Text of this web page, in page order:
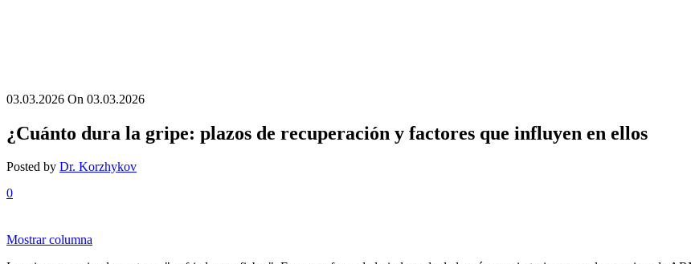
03.03.2026 On 03.03.2026
¿Cuánto dura la gripe: plazos de recuperación y factores que influyen en ellos
Posted by Dr. Korzhykov
0
Mostrar columna